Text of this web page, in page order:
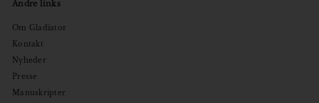
Andre links
Om Gladiator
Kontakt
Nyheder
Presse
Manuskripter